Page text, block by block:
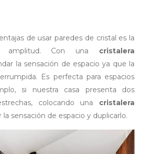
de usar paredes de cristal es la
amplitud. Con una cristalera
la sensación de espacio ya que la
Es perfecta para espacios
si nuestra casa presenta dos
colocando una cristalera
sensación de espacio y duplicarlo.